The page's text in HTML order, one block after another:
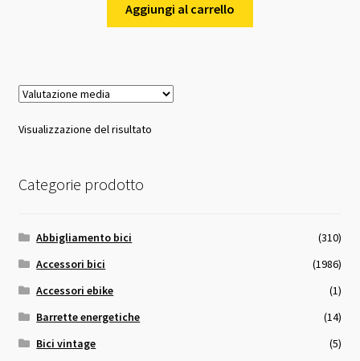
Aggiungi al carrello
Visualizzazione del risultato
Categorie prodotto
Abbigliamento bici
(310)
Accessori bici
(1986)
Accessori ebike
(1)
Barrette energetiche
(14)
Bici vintage
(5)